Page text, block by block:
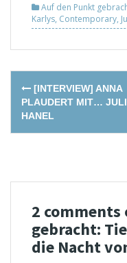
Auf den Punkt
Karlys, Contemporary,
Post
navigation
[INTERVIEW] ANNA
PLAUDERT MIT…
HANEL
2 comments
gebracht:
die Nacht